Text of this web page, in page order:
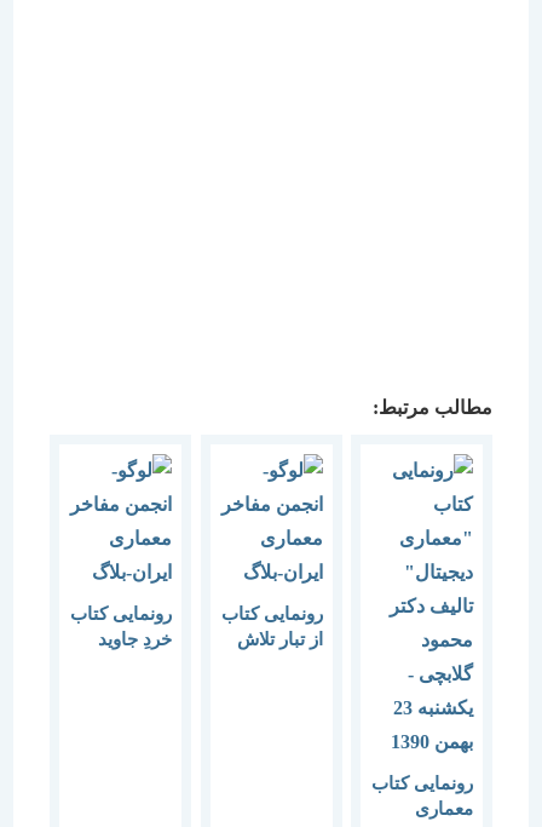
مطالب مرتبط:
رونمایی کتاب
معماری
رونمایی کتاب
از تبار تلاش
رونمایی کتاب
خردِ جاوید